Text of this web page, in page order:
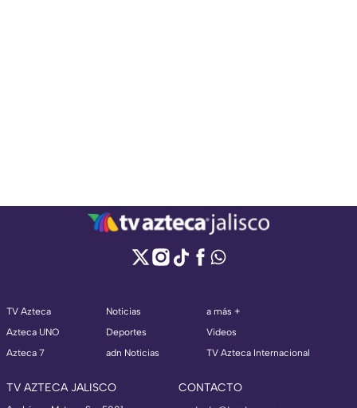
TV Azteca
Azteca UNO
Azteca 7
Noticias
Deportes
adn Noticias
a más +
Videos
TV Azteca Internacional
TV AZTECA JALISCO CONTACTO